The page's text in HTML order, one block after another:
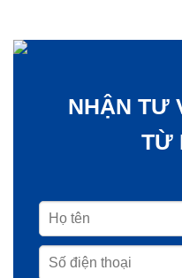
NHẬN TƯ
TỪ